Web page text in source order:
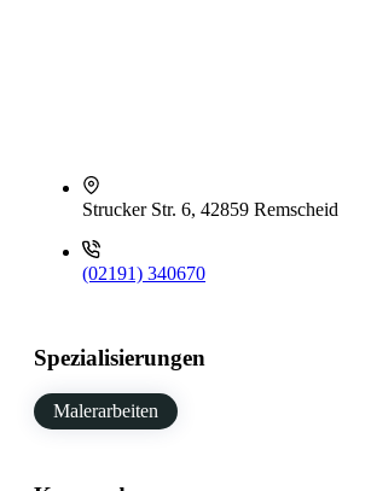
Strucker Str. 6, 42859 Remscheid
(02191) 340670
Spezialisierungen
Malerarbeiten